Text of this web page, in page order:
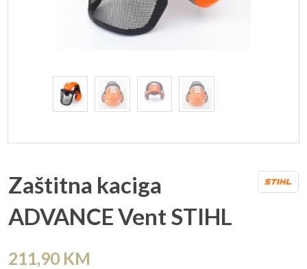
Zaštitna kaciga
ADVANCE Vent STIHL
211,90 KM